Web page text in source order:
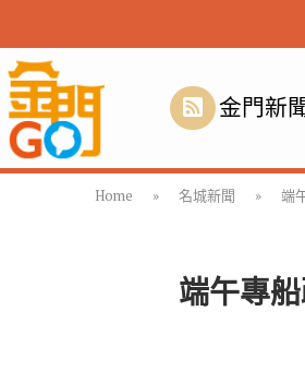
金門新
Home » 名城新聞 » 端
端午專